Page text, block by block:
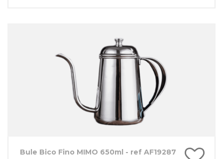
Bule Bico Fino MIMO 650ml - ref AF19287